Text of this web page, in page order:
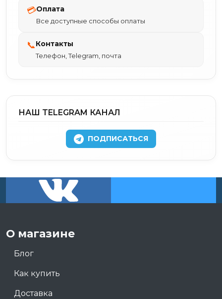
💳Оплата
Все доступные способы оплаты
📞Контакты
Телефон, Telegram, почта
НАШ TELEGRAM КАНАЛ
ПОДПИСАТЬСЯ
О магазине
Блог
Как купить
Доставка